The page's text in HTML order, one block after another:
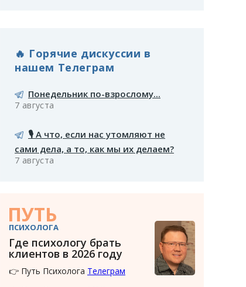
🔥 Горячие дискуссии в
нашем Телеграм
Понедельник по-взрослому...
7 августа
🎙️ А что, если нас утомляют не
сами дела, а то, как мы их делаем?
7 августа
ПУТЬ
ПСИХОЛОГА
Где психологу брать
клиентов в 2026 году
👉 Путь Психолога Телеграм